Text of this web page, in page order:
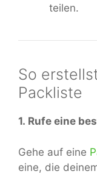
teilen.
So
Packliste
1. Rufe eine
Gehe auf eine
eine, die